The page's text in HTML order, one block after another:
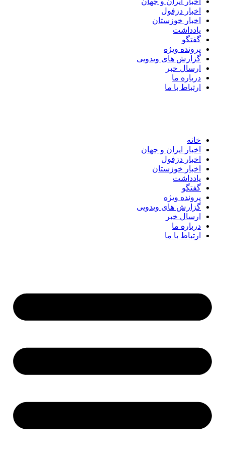
اخبار دزفول
اخبار خوزستان
یادداشت
گفتگو
پرونده ویژه
گزارش های ویدویی
ارسال خبر
درباره ما
ارتباط با ما
خانه
اخبار ایران و جهان
اخبار دزفول
اخبار خوزستان
یادداشت
گفتگو
پرونده ویژه
گزارش های ویدویی
ارسال خبر
درباره ما
ارتباط با ما